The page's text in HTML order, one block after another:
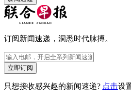
订阅新闻速递，洞悉时代脉搏。
立即订阅
只想接收感兴趣的新闻速递? 点击设